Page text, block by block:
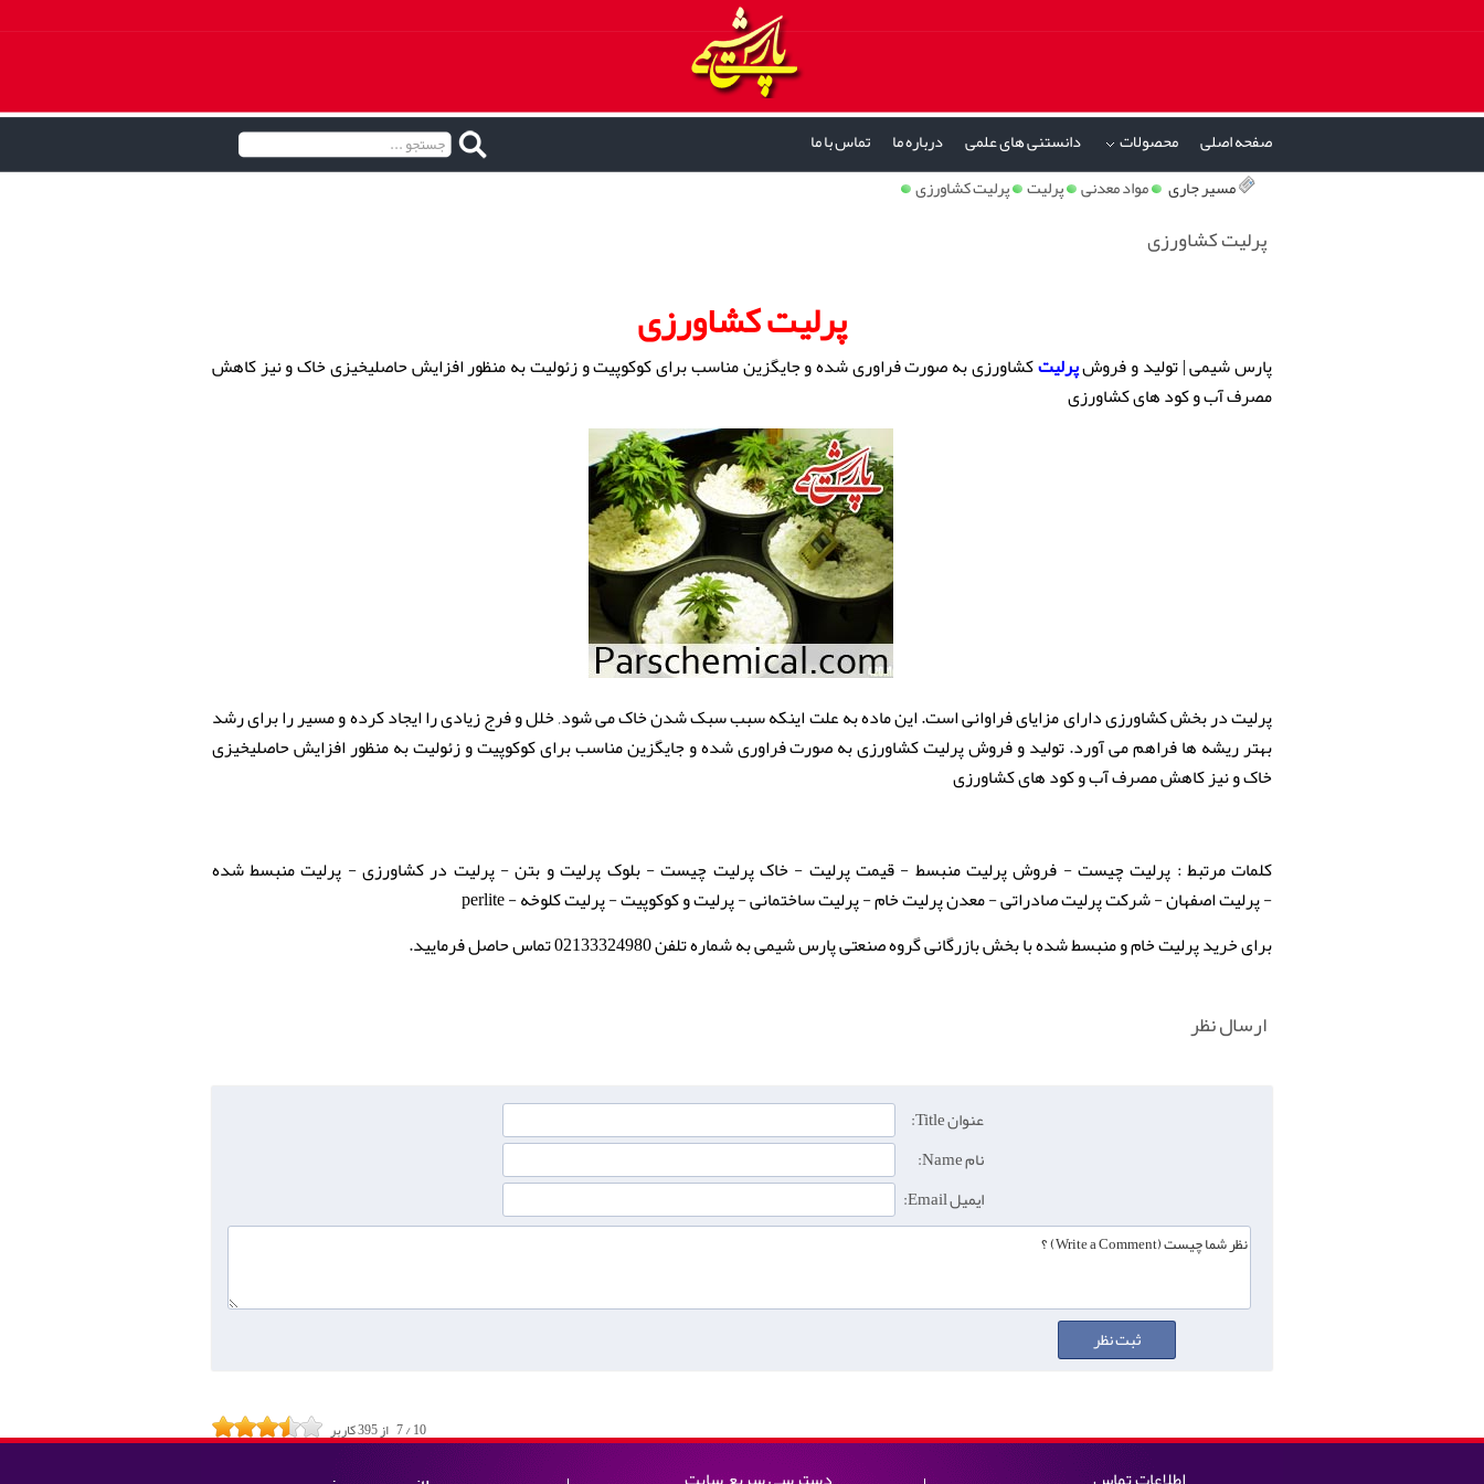
صفحه اصلی محصولات دانستنی های علمی درباره ما
تماس با ما
مسیر جاری
» مواد معدنی پرلیت پرلیت کشاورزی
پرلیت کشاورزی
پرلیت کشاورزی
پارس شیمی | تولید و فروشپرلیتکشاورزی به صورت فراوری شده و جایگزین مناسب برای کوکوپیت و زئولیت به منظور افزایش حاصلیخیزی خاک و نیز کاهش
مصرف آب و کود های کشاورزی
پرلیت در بخش کشاورزی دارای مزایای فراوانی است. این ماده به علت اینکه سبب سبک شدن خاک می شود, خلل و فرج زیادی را ایجاد کرده و مسیر را برای رشد
بهتر ریشه ها فراهم می آورد. تولید و فروش پرلیت کشاورزی به صورت فراوری شده و جایگزین مناسب برای کوکوپیت و زئولیت به منظور افزایش حاصلیخیزی
خاک و نیز کاهش مصرف آب و کود های کشاورزی
کلمات مرتبط : پرلیت چیست - فروش پرلیت منبسط - قیمت پرلیت - خاک پرلیت چیست - بلوک پرلیت و بتن - پرلیت در کشاورزی - پرلیت منبسط شده
- پرلیت اصفهان - شرکت پرلیت صادراتی - معدن پرلیت خام - پرلیت ساختمانی - پرلیت و کوکوپیت - پرلیت کلوخه - perlite
برای خرید پرلیت خام و منبسط شده با بخش بازرگانی گروه صنعتی پارس شیمی به شماره تلفن 02133324980 تماس حاصل فرمایید.
ارسال نظر
عنوان Title:
نام Name:
ایمیل Email:
7/10 از395کاربر